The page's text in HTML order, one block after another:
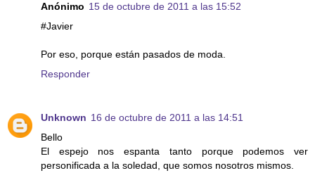
Anónimo 15 de octubre de 2011 a las 15:52
#Javier
Por eso, porque están pasados de moda.
Responder
Unknown 16 de octubre de 2011 a las 14:51
Bello
El espejo nos espanta tanto porque podemos ver
personificada a la soledad, que somos nosotros mismos.